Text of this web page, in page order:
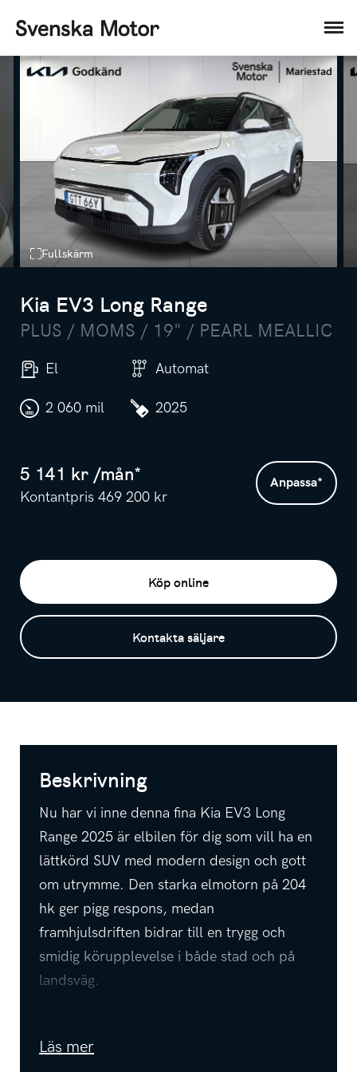
Fullskärm
Kia EV3 Long Range
PLUS / MOMS / 19" / PEARL MEALLIC
El Automat
2 060 mil 2025
5 141 kr /mån*
Kontantpris 469 200 kr
Anpassa*
Köp online
Kontakta säljare
Beskrivning
Nu har vi inne denna fina Kia EV3 Long
Range 2025 är elbilen för dig som vill ha en
lättkörd SUV med modern design och gott
om utrymme. Den starka elmotorn på 204
hk ger pigg respons, medan
framhjulsdriften bidrar till en trygg och
smidig körupplevelse i både stad och på
landsväg.
luftig kupé, bekväma sittplatser och
Läs mer